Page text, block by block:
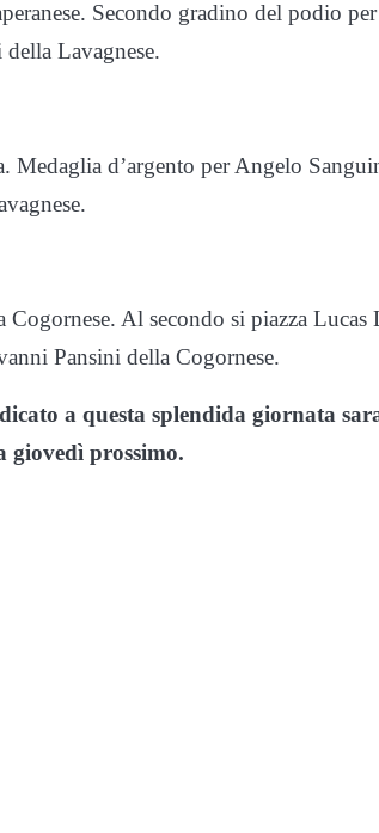
Secondo gradino del podio
della Lavagnese.
d’argento per Angelo
Al secondo si piazza Lucas
Pansini della Cogornese.
a questa splendida giornata
giovedì prossimo.